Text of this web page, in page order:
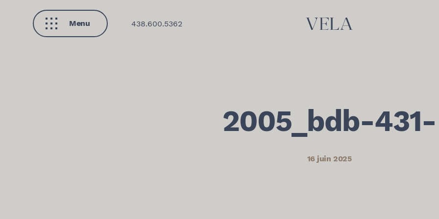
Menu
Fermer
438.600.5362
2005_bdb-431-
16 juin 2025